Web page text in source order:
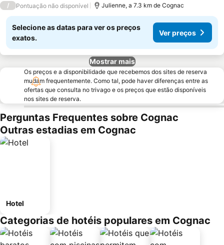
/ Pontuação não disponível Julienne, a 7.3 km de Cognac
Selecione as datas para ver os preços
exatos.
Ver preços
Mostrar mais
Os preços e a disponibilidade que recebemos dos sites de reserva
mudam frequentemente. Como tal, pode haver diferenças entre as
ofertas que consulta no trivago e os preços que estão disponíveis
nos sites de reserva.
Perguntas Frequentes sobre Cognac
Outras estadias em Cognac
Hotel
Categorias de hotéis populares em Cognac